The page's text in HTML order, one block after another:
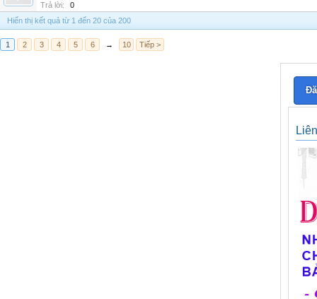
Trả lời:
0
Hiển thị kết quả từ 1 đến 20 của 200
1 2 3 4 5 6 → 10 Tiếp >